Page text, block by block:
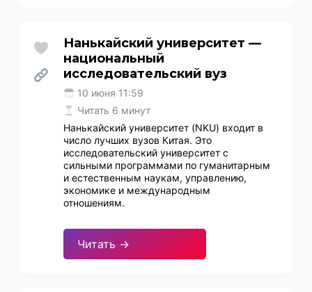
Нанькайский университет —
национальный
исследовательский вуз
10 июня 11:59
Читать 6 минут
Нанькайский университет (NKU) входит в
число лучших вузов Китая. Это
исследовательский университет с
сильными программами по гуманитарным
и естественным наукам, управлению,
экономике и международным
отношениям.
Читать →